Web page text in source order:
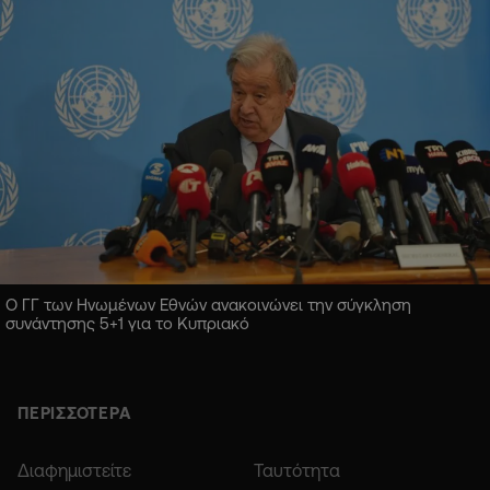
Ο ΓΓ των Ηνωμένων Εθνών ανακοινώνει την σύγκληση
συνάντησης 5+1 για το Κυπριακό
ΠΕΡΙΣΣΟΤΕΡΑ
Διαφημιστείτε Ταυτότητα